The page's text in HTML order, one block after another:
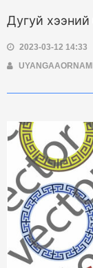
Дугуй хээний
2023-03-12 14:33